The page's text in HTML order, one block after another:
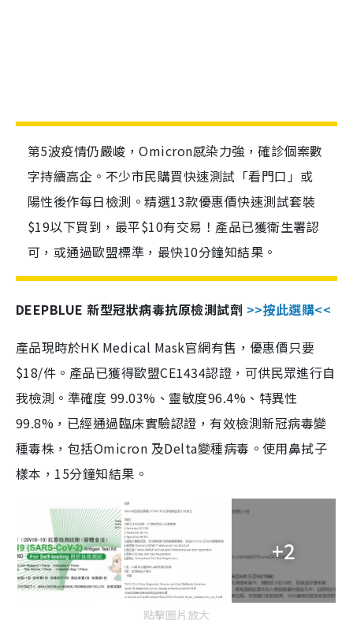
第5波疫情仍嚴峻，Omicron感染力強，確診個案數
字持續高企。不少市民購買快速測試「看門口」或
陽性後作每日檢測。精選13款優惠價快速測試套裝
$19以下買到，最平$10有交易！產品已獲衛生署認
可，或通過歐盟標準，最快10分鐘知結果。
DEEPBLUE 新型冠狀病毒抗原檢測試劑 >>按此選購<<
產品現時於HK Medical Mask官網有售，優惠價只要
$18/件。產品已獲得歐盟CE1434認證，可供民眾進行自
我檢測。準確度 99.03%、靈敏度96.4%、特異性
99.8%，已經通過臨床實驗認證，有效檢測新冠病毒變
種毒株，包括Omicron 及Delta變種病毒。使用鼻拭子
樣本，15分鐘知結果。
+2
點擊圖片放大